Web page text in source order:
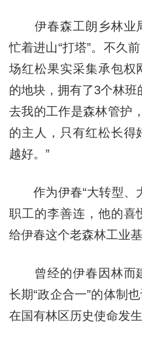
伊春森工朗乡林业
忙着进山“打塔”。不久
场红松果实采集承包权
的地块，拥有了3个林班
去我的工作是森林管护
的主人，只有红松长得
越好。”
作为伊春“大转型、
职工的李善连，他的喜
给伊春这个老森林工业
曾经的伊春因林而建
长期“政企合一”的体制
在国有林区历史使命发